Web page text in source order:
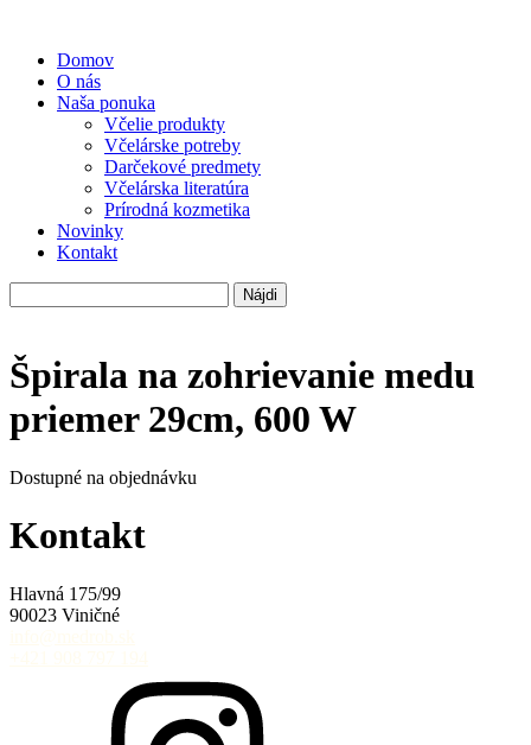
Domov
O nás
Naša ponuka
Včelie produkty
Včelárske potreby
Darčekové predmety
Včelárska literatúra
Prírodná kozmetika
Novinky
Kontakt
Špirala na zohrievanie medu
priemer 29cm, 600 W
Dostupné na objednávku
Kontakt
Hlavná 175/99
90023 Viničné